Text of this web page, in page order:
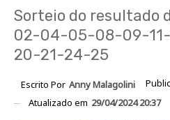
Sorteio do resultado
02-04-05-08-09-
20-21-24-25
Escrito Por Anny Malagolini
Atualizado em 29/04/2024 20:37